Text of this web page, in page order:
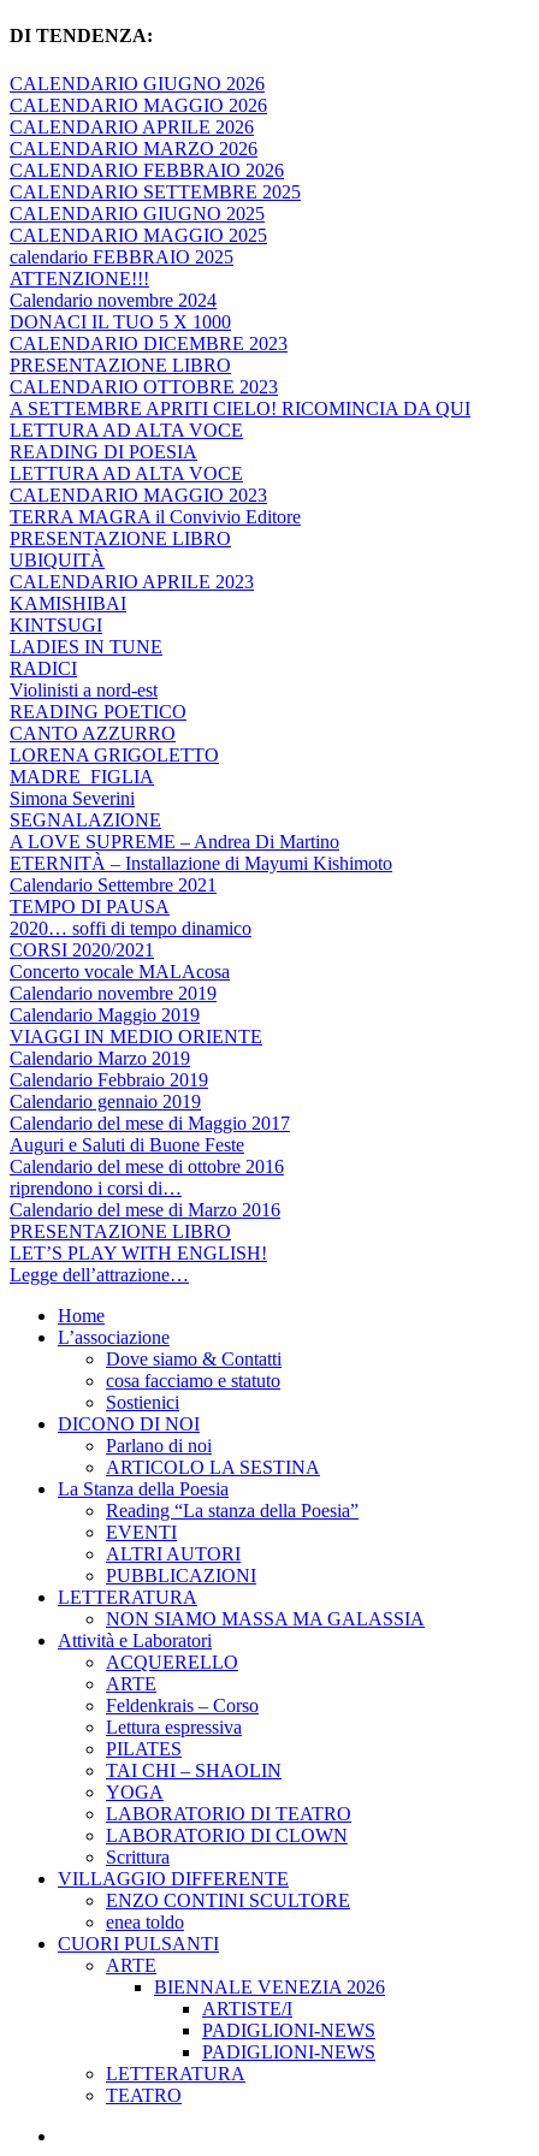
DI TENDENZA:
CALENDARIO GIUGNO 2026
CALENDARIO MAGGIO 2026
CALENDARIO APRILE 2026
CALENDARIO MARZO 2026
CALENDARIO FEBBRAIO 2026
CALENDARIO SETTEMBRE 2025
CALENDARIO GIUGNO 2025
CALENDARIO MAGGIO 2025
calendario FEBBRAIO 2025
ATTENZIONE!!!
Calendario novembre 2024
DONACI IL TUO 5 X 1000
CALENDARIO DICEMBRE 2023
PRESENTAZIONE LIBRO
CALENDARIO OTTOBRE 2023
A SETTEMBRE APRITI CIELO! RICOMINCIA DA QUI
LETTURA AD ALTA VOCE
READING DI POESIA
LETTURA AD ALTA VOCE
CALENDARIO MAGGIO 2023
TERRA MAGRA il Convivio Editore
PRESENTAZIONE LIBRO
UBIQUITÀ
CALENDARIO APRILE 2023
KAMISHIBAI
KINTSUGI
LADIES IN TUNE
RADICI
Violinisti a nord-est
READING POETICO
CANTO AZZURRO
LORENA GRIGOLETTO
MADRE_FIGLIA
Simona Severini
SEGNALAZIONE
A LOVE SUPREME – Andrea Di Martino
ETERNITÀ – Installazione di Mayumi Kishimoto
Calendario Settembre 2021
TEMPO DI PAUSA
2020… soffi di tempo dinamico
CORSI 2020/2021
Concerto vocale MALAcosa
Calendario novembre 2019
Calendario Maggio 2019
VIAGGI IN MEDIO ORIENTE
Calendario Marzo 2019
Calendario Febbraio 2019
Calendario gennaio 2019
Calendario del mese di Maggio 2017
Auguri e Saluti di Buone Feste
Calendario del mese di ottobre 2016
riprendono i corsi di…
Calendario del mese di Marzo 2016
PRESENTAZIONE LIBRO
LET’S PLAY WITH ENGLISH!
Legge dell’attrazione…
Home
L’associazione
Dove siamo & Contatti
cosa facciamo e statuto
Sostienici
DICONO DI NOI
Parlano di noi
ARTICOLO LA SESTINA
La Stanza della Poesia
Reading “La stanza della Poesia”
EVENTI
ALTRI AUTORI
PUBBLICAZIONI
LETTERATURA
NON SIAMO MASSA MA GALASSIA
Attività e Laboratori
ACQUERELLO
ARTE
Feldenkrais – Corso
Lettura espressiva
PILATES
TAI CHI – SHAOLIN
YOGA
LABORATORIO DI TEATRO
LABORATORIO DI CLOWN
Scrittura
VILLAGGIO DIFFERENTE
ENZO CONTINI SCULTORE
enea toldo
CUORI PULSANTI
ARTE
BIENNALE VENEZIA 2026
ARTISTE/I
PADIGLIONI-NEWS
PADIGLIONI-NEWS
LETTERATURA
TEATRO